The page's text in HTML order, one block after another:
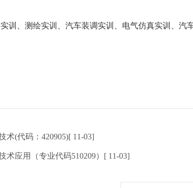
训、测绘实训、汽车装调实训、电气仿真实训、汽
术(代码：420905)[ 11-03]
术应用（专业代码510209）[ 11-03]